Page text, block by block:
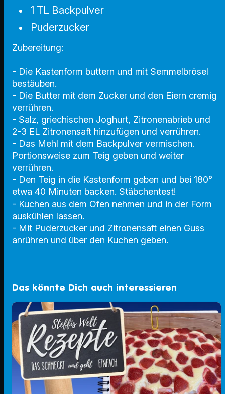
1 TL Backpulver
Puderzucker
Zubereitung:
- Die Kastenform buttern und mit Semmelbrösel
bestäuben.
- Die Butter mit dem Zucker und den Eiern cremig
verrühren.
- Salz, griechischen Joghurt, Zitronenabrieb und
2-3 EL Zitronensaft hinzufügen und verrühren.
- Das Mehl mit dem Backpulver vermischen.
Portionsweise zum Teig geben und weiter
verrühren.
- Den Teig in die Kastenform geben und bei 180°
etwa 40 Minuten backen. Stäbchentest!
- Kuchen aus dem Ofen nehmen und in der Form
auskühlen lassen.
- Mit Puderzucker und Zitronensaft einen Guss
anrühren und über den Kuchen geben.
Das könnte Dich auch interessieren